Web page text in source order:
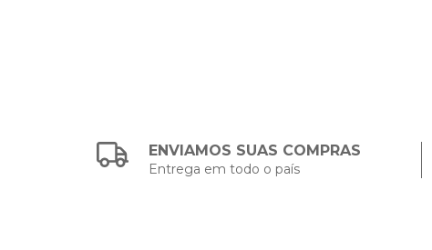
ENVIAMOS SUAS COMPRAS
Entrega em todo o país